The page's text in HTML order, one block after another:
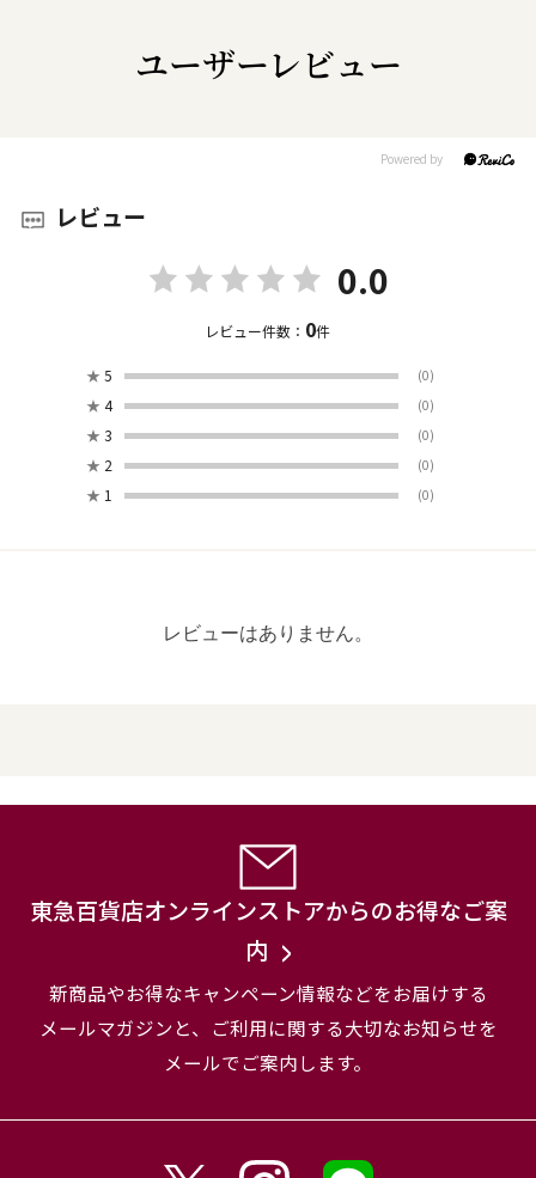
ユーザーレビュー
レビュー
0.0
レビュー件数： 0件
★ 5 (0)
★ 4 (0)
★ 3 (0)
★ 2 (0)
★ 1 (0)
レビューはありません。
東急百貨店オンラインストアからのお得なご案
内
新商品やお得なキャンペーン情報などをお届けする
メールマガジンと、
ご利用に関する大切なお知らせを
メールでご案内します。